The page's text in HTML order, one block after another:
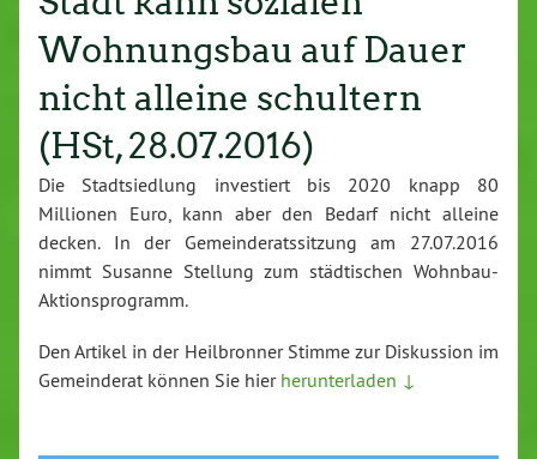
Wohnungsbau auf Dauer
nicht alleine schultern
(HSt, 28.07.2016)
Die Stadtsiedlung investiert bis 2020 knapp 80
Millionen Euro, kann aber den Bedarf nicht alleine
decken. In der Gemeinderatssitzung am 27.07.2016
nimmt Susanne Stellung zum städtischen Wohnbau-
Aktionsprogramm.
Den Artikel in der Heilbronner Stimme zur Diskussion im
Gemeinderat können Sie hier herunterladen ↓